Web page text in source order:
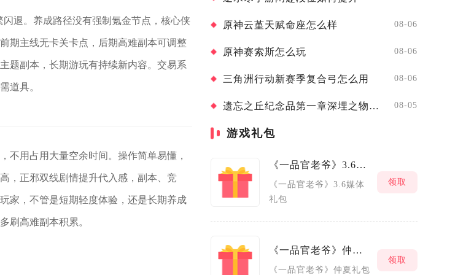
退。养成路径没有强制氪金节点，核心侠
期主线无卡关卡点，后期高难副本可调整
题副本，长期游玩有持续新内容。交易系
道具。
不用占用大量空余时间。操作简单易懂，
，正邪双线剧情提升代入感，副本、竞
家，不管是短期轻度体验，还是长期养成
刷高难副本积累。
原神云堇天赋命座怎么样 08-06
原神赛索斯怎么玩 08-06
三角洲行动新赛季复合弓怎么用 08-06
遗忘之丘纪念品第一章深埋之物怎么通关 08-05
游戏礼包
《一品官老爷》3.6媒体礼包
《一品官老爷》3.6媒体
礼包
领取
《一品官老爷》仲夏礼包
《一品官老爷》仲夏礼包
领取